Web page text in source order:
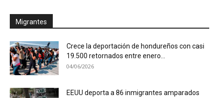
Migrantes
Crece la deportación de hondureños con casi
19.500 retornados entre enero...
04/06/2026
EEUU deporta a 86 inmigrantes amparados